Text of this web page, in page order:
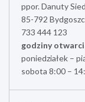
ppor. Danuty
85-792
733 444 123
godziny
poniedziałek –
sobota 8:00 –